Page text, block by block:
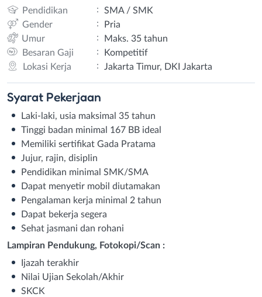
Pendidikan :
SMA / SMK
Gender
:
Pria
Umur
:
Maks. 35 tahun
Besaran Gaji
:
Kompetitif
Lokasi Kerja
: Jakarta Timur, DKI Jakarta
Syarat Pekerjaan
Laki-laki, usia maksimal 35 tahun
Tinggi badan minimal 167 BB ideal
Memiliki sertifikat Gada Pratama
Jujur, rajin, disiplin
Pendidikan minimal SMK/SMA
Dapat menyetir mobil diutamakan
Pengalaman kerja minimal 2 tahun
Dapat bekerja segera
Sehat jasmani dan rohani
Lampiran Pendukung, Fotokopi/Scan :
Ijazah terakhir
Nilai Ujian Sekolah/Akhir
SKCK